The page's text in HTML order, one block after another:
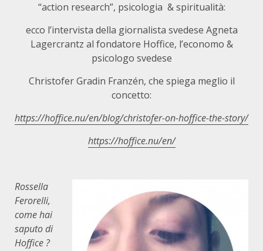
“action research”, psicologia & spiritualità:
ecco l’intervista della giornalista svedese Agneta
Lagercrantz al fondatore Hoffice, l’economo &
psicologo svedese
Christofer Gradin Franzén, che spiega meglio il
concetto:
https://hoffice.nu/en/blog/christofer-on-hoffice-the-story/
https://hoffice.nu/en/
Rossella
Ferorelli,
come hai
saputo di
Hoffice ?